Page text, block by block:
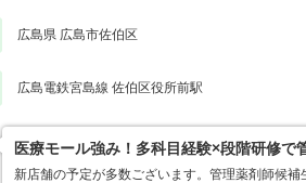
広島県 広島市佐伯区
広島電鉄宮島線 佐伯区役所前駅
医療モール強み！多科目経験×段階研修で
新店舗の予定が多数ございます。管理薬剤師候